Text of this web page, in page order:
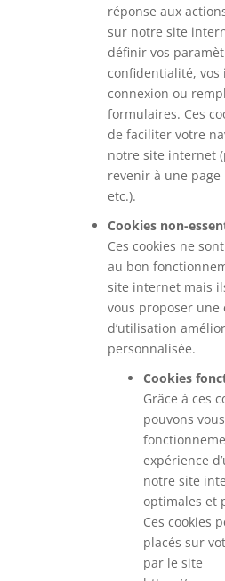
réponse aux
sur notre site
définir vos
confidentialité, vos
connexion ou
formulaires. Ces
de faciliter votre
notre site internet
revenir à une page
etc.).
Cookies non-
Ces cookies ne
au bon
site internet mais
vous proposer une
d’utilisation
personnalisée.
Cookies
Grâce à ces
pouvons
expérience
notre site
optimales et
Ces cookies
placés sur
par le site